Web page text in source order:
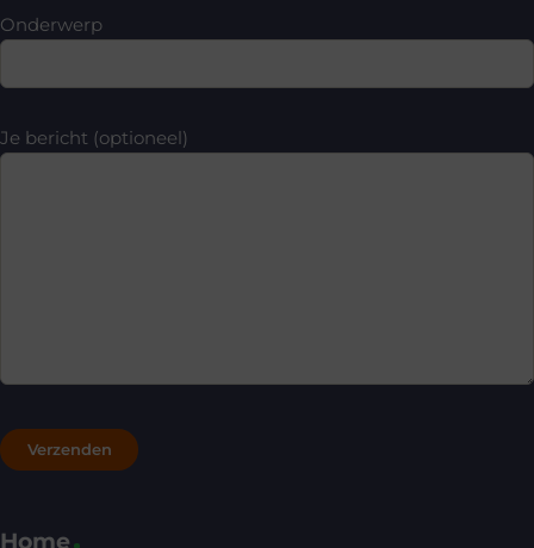
Onderwerp
Je bericht (optioneel)
Home